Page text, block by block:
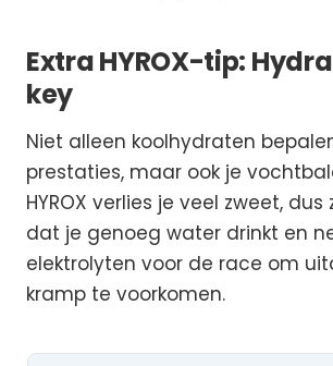
Extra HYROX-tip:
key
Niet alleen koolhydraten
prestaties, maar ook je
HYROX verlies je veel zweet,
dat je genoeg water drinkt en
elektrolyten voor de race om
kramp te voorkomen.